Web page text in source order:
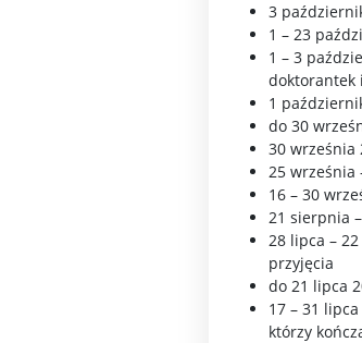
3
1 – 23
1 – 3
doktorantek
1
do 30
30 września
25 września
16 – 30
21 sierpnia
28 lipca –
przyjęcia
do 21 lipca
17 – 31
którzy